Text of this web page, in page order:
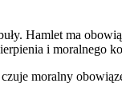
Hamlet ma
i moralnego
moralny